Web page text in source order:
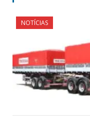
NOTÍCIAS